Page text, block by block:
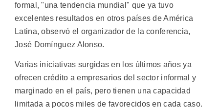
formal, "una tendencia mundial" que ya tuvo
excelentes resultados en otros países de América
Latina, observó el organizador de la conferencia,
José Domínguez Alonso.
Varias iniciativas surgidas en los últimos años ya
ofrecen crédito a empresarios del sector informal y
marginado en el país, pero tienen una capacidad
limitada a pocos miles de favorecidos en cada caso.